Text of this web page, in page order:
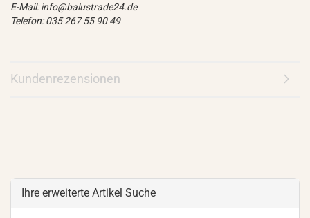
E-Mail: info@balustrade24.de
Telefon: 035 267 55 90 49
Kundenrezensionen
Ihre erweiterte Artikel Suche